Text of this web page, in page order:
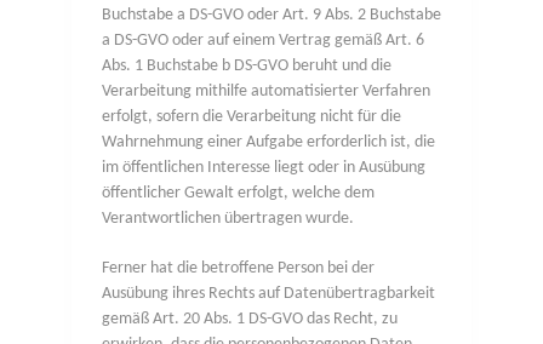
Buchstabe a DS-GVO oder Art. 9 Abs. 2 Buchstabe
a DS-GVO oder auf einem Vertrag gemäß Art. 6
Abs. 1 Buchstabe b DS-GVO beruht und die
Verarbeitung mithilfe automatisierter Verfahren
erfolgt, sofern die Verarbeitung nicht für die
Wahrnehmung einer Aufgabe erforderlich ist, die
im öffentlichen Interesse liegt oder in Ausübung
öffentlicher Gewalt erfolgt, welche dem
Verantwortlichen übertragen wurde.
Ferner hat die betroffene Person bei der
Ausübung ihres Rechts auf Datenübertragbarkeit
gemäß Art. 20 Abs. 1 DS-GVO das Recht, zu